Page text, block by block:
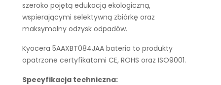
szeroko pojętą edukacją ekologiczną,
wspierającymi selektywną zbiórkę oraz
maksymalny odzysk odpadów.
Kyocera 5AAXBT084JAA bateria to produkty
opatrzone certyfikatami CE, ROHS oraz ISO9001.
Specyfikacja techniczna: